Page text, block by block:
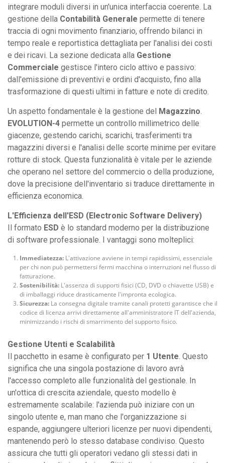
integrare moduli diversi in un'unica interfaccia coerente. La
gestione della Contabilità Generale permette di tenere
traccia di ogni movimento finanziario, offrendo bilanci in
tempo reale e reportistica dettagliata per l'analisi dei costi
e dei ricavi. La sezione dedicata alla Gestione
Commerciale gestisce l'intero ciclo attivo e passivo:
dall'emissione di preventivi e ordini d'acquisto, fino alla
trasformazione di questi ultimi in fatture e note di credito.
Un aspetto fondamentale è la gestione del Magazzino
EVOLUTION-4 permette un controllo millimetrico delle
giacenze, gestendo carichi, scarichi, trasferimenti tra
magazzini diversi e l'analisi delle scorte minime per evitare
rotture di stock. Questa funzionalità è vitale per le aziende
che operano nel settore del commercio o della produzione,
dove la precisione dell'inventario si traduce direttamente in
efficienza economica.
L'Efficienza dell'ESD (Electronic Software Delivery)
Il formato ESD è lo standard moderno per la distribuzione
di software professionale. I vantaggi sono molteplici:
Immediatezza: L'attivazione avviene in tempi rapidissimi, essenziale
per chi non può permettersi fermi macchina o interruzioni nel flusso di
fatturazione.
Sostenibilità: L'assenza di supporti fisici (CD, DVD o chiavette USB) e
di imballaggi riduce drasticamente l'impronta ecologica.
Sicurezza: La consegna digitale tramite canali protetti garantisce che il
codice di licenza arrivi direttamente all'amministratore IT dell'azienda,
minimizzando i rischi di smarrimento del supporto fisico.
Gestione Utenti e Scalabilità
Il pacchetto in esame è configurato per 1 Utente . Questo
significa che una singola postazione di lavoro avrà
l'accesso completo alle funzionalità del gestionale. In
un'ottica di crescita aziendale, questo modello è
estremamente scalabile: l'azienda può iniziare con un
singolo utente e, man mano che l'organizzazione si
espande, aggiungere ulteriori licenze per nuovi dipendenti,
mantenendo però lo stesso database condiviso. Questo
assicura che tutti gli operatori vedano gli stessi dati in